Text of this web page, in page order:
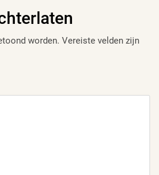
worden. Vereiste velden zijn